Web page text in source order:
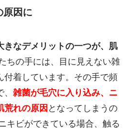
原因に
きなデメリットの一つが、肌
ちの手には、目に見えない雑
付着しています。その手で頻
雑菌が毛穴に入り込み、ニ
荒れの原因 となってしまうの
キビができている場合、触る